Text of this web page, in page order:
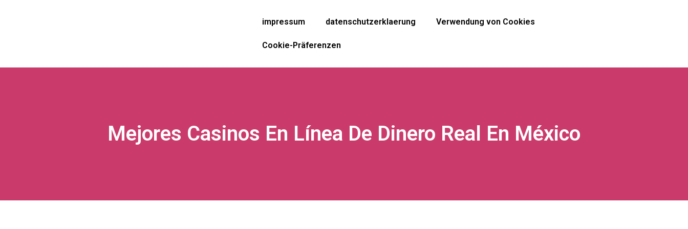
impressum datenschutzerklaerung Verwendung von Cookies
Cookie-Präferenzen
Mejores Casinos En Línea De Dinero Real En México